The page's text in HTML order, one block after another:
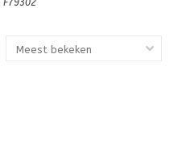
F79302